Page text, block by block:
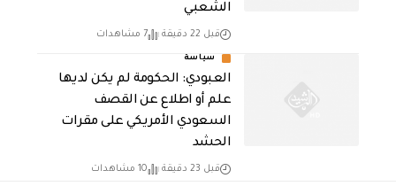
الشعبي
قبل 22 دقيقة 7 مشاهدات
سياسة
العبودي: الحكومة لم يكن لديها
علم أو اطلاع عن القصف
السعودي الأمريكي على مقرات
الحشد
قبل 23 دقيقة 10 مشاهدات